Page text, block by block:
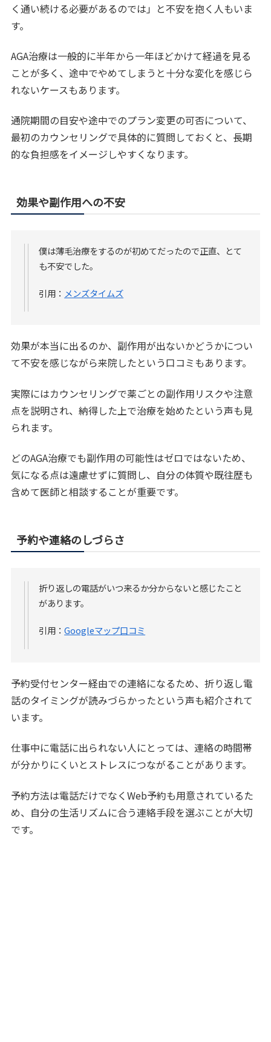
く通い続ける必要があるのでは」と不安を抱く人もいま
す。
AGA治療は一般的に半年から一年ほどかけて経過を見る
ことが多く、途中でやめてしまうと十分な変化を感じら
れないケースもあります。
通院期間の目安や途中でのプラン変更の可否について、
最初のカウンセリングで具体的に質問しておくと、長期
的な負担感をイメージしやすくなります。
効果や副作用への不安
僕は薄毛治療をするのが初めてだったので正直、とて
も不安でした。
引用： メンズタイムズ
効果が本当に出るのか、副作用が出ないかどうかについ
て不安を感じながら来院したという口コミもあります。
実際にはカウンセリングで薬ごとの副作用リスクや注意
点を説明され、納得した上で治療を始めたという声も見
られます。
どのAGA治療でも副作用の可能性はゼロではないため、
気になる点は遠慮せずに質問し、自分の体質や既往歴も
含めて医師と相談することが重要です。
予約や連絡のしづらさ
折り返しの電話がいつ来るか分からないと感じたこと
があります。
引用：Googleマップ口コミ
予約受付センター経由での連絡になるため、折り返し電
話のタイミングが読みづらかったという声も紹介されて
います。
仕事中に電話に出られない人にとっては、連絡の時間帯
が分かりにくいとストレスにつながることがあります。
予約方法は電話だけでなくWeb予約も用意されているた
め、自分の生活リズムに合う連絡手段を選ぶことが大切
です。